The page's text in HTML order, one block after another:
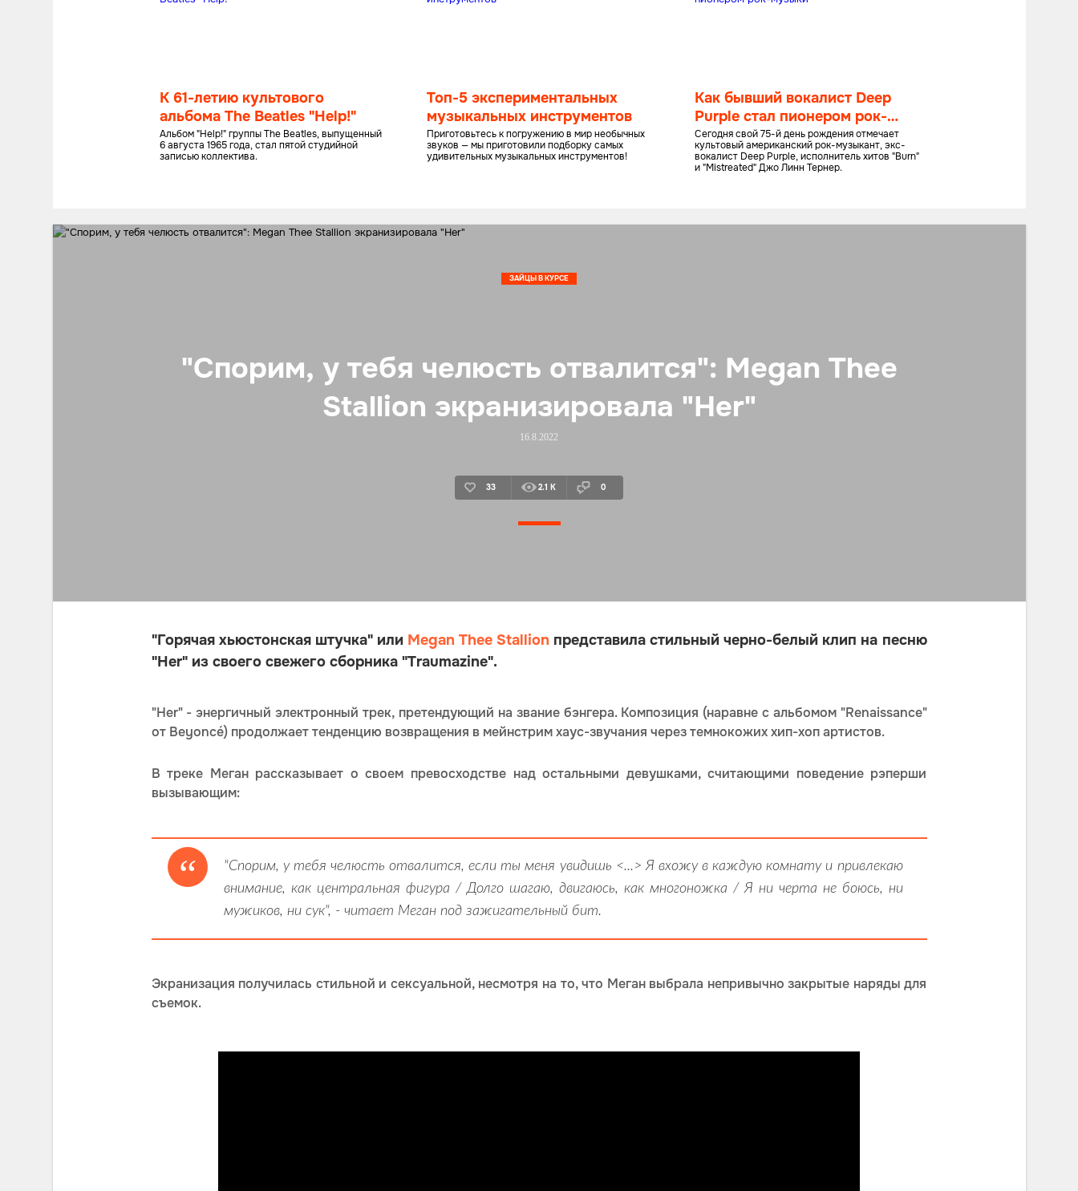
К 61-летию культового
альбома The Beatles "Help!"
Альбом "Help!" группы The Beatles, выпущенный
6 августа 1965 года, стал пятой студийной
записью коллектива.
Топ-5 экспериментальных
музыкальных инструментов
Приготовьтесь к погружению в мир необычных
звуков — мы приготовили подборку самых
удивительных музыкальных инструментов!
Как бывший вокалист Deep
Purple стал пионером рок-
музыки
Сегодня свой 75-й день рождения отмечает
культовый американский рок-музыкант, экс-
вокалист Deep Purple, исполнитель хитов "Burn"
и "Mistreated" Джо Линн Тернер.
"Спорим, у тебя челюсть отвалится": Megan Thee
Stallion экранизировала "Her"
16.8.2022
33 2.1 K 0
ЗАЙЦЫ В КУРСЕ
"Горячая хьюстонская штучка" или Megan Thee Stallion представила стильный черно-белый клип на песню
"Her" из своего свежего сборника "Traumazine".
"Her" - энергичный электронный трек, претендующий на звание бэнгера. Композиция (наравне с альбомом "Renaissance"
от Beyoncé) продолжает тенденцию возвращения в мейнстрим хаус-звучания через темнокожих хип-хоп артистов.
В треке Меган рассказывает о своем превосходстве над остальными девушками, считающими поведение рэперши
вызывающим:
"Спорим, у тебя челюсть отвалится, если ты меня увидишь <...> Я вхожу в каждую комнату и привлекаю
внимание, как центральная фигура / Долго шагаю, двигаюсь, как многоножка / Я ни черта не боюсь, ни
мужиков, ни сук", - читает Меган под зажигательный бит.
Экранизация получилась стильной и сексуальной, несмотря на то, что Меган выбрала непривычно закрытые наряды для
съемок.